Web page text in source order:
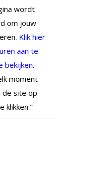
wordt
om jouw
Klik hier
aan te
bekijken.
moment
de site op
klikken."